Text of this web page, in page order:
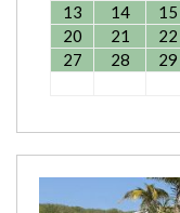
13
14 15
20
21 22
27
28 29